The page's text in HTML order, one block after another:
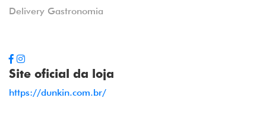
Delivery Gastronomia
Site oficial da loja
https://dunkin.com.br/